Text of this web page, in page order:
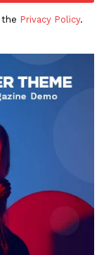
the Privacy Policy.